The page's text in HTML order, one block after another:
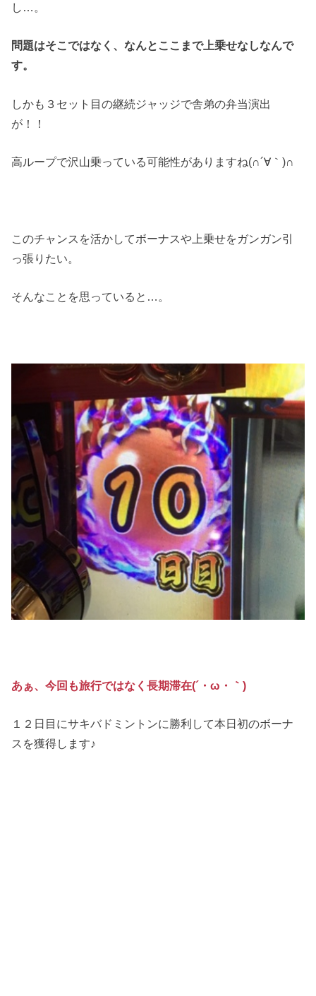
し…。
問題はそこではなく、なんとここまで上乗せなしなんで
す。
しかも３セット目の継続ジャッジで舎弟の弁当演出
が！！
高ループで沢山乗っている可能性がありますね(∩´∀｀)∩
このチャンスを活かしてボーナスや上乗せをガンガン引
っ張りたい。
そんなことを思っていると…。
あぁ、今回も旅行ではなく長期滞在(´・ω・｀)
１２日目にサキバドミントンに勝利して本日初のボーナ
スを獲得します♪